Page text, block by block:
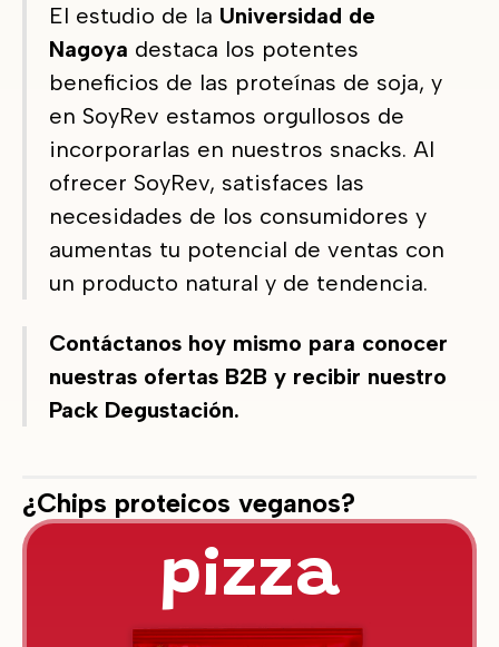
El estudio de la Universidad de
Nagoya destaca los potentes
beneficios de las proteínas de soja, y
en SoyRev estamos orgullosos de
incorporarlas en nuestros snacks. Al
ofrecer SoyRev, satisfaces las
necesidades de los consumidores y
aumentas tu potencial de ventas con
un producto natural y de tendencia.
Contáctanos hoy mismo para conocer
nuestras ofertas B2B y recibir nuestro
Pack Degustación.
¿Chips proteicos veganos?
pizza